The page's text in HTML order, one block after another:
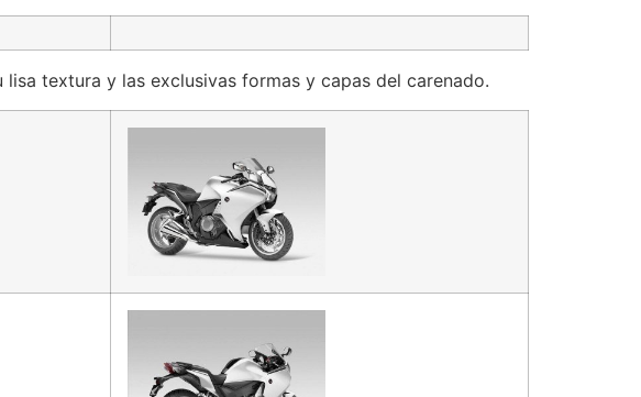
textura y las exclusivas formas y capas del carenado.